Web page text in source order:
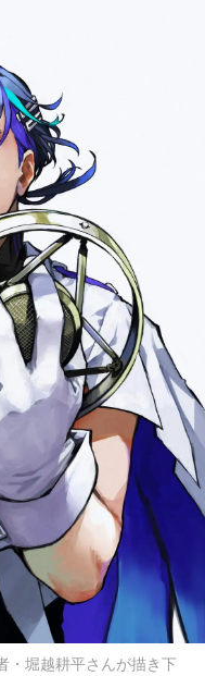
・堀越耕平さんが描き下